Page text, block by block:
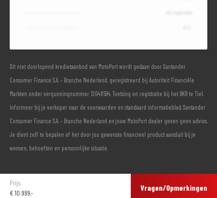
Dit niet doorlopend kredietaanbod van MotoPort wordt gedaan door Santander
Consumer Finance S.A. – Branche Nederland, geregistreerd bij Autoriteit Financiële
Markten onder vergunningnummer 12048594. Toetsing en registratie bij het BKR te Tiel.
Informeer bij je verkoper naar de voorwaarden en standaard informatieblad. Santander
Consumer Finance S.A. – Branche Nederland en jouw MotoPort dealer geven geen advies.
Je dient zelf te bepalen of het door jou gewenste financieel product aansluit bij je
wensen, behoeften en persoonlijke situatie.
Prijs
€10.999,-
Vragen/Opmerkingen